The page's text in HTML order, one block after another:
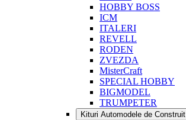
HOBBY BOSS
ICM
ITALERI
REVELL
RODEN
ZVEZDA
MisterCraft
SPECIAL HOBBY
BIGMODEL
TRUMPETER
Kituri Automodele de Construit